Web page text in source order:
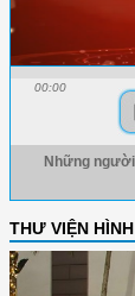
00:00
Những
THƯ VIỆN